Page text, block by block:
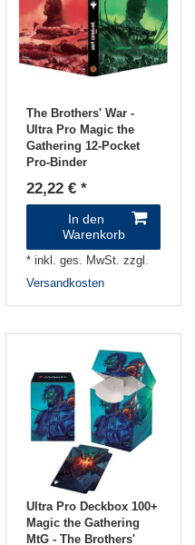
The Brothers' War -
Ultra Pro Magic the
Gathering 12-Pocket
Pro-Binder
22,22 € *
In den
Warenkorb
*inkl. ges. MwSt. zzgl.
Versandkosten
Ultra Pro Deckbox 100+
Magic the Gathering
MtG - The Brothers'